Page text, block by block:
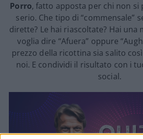
Porro, fatto apposta per chi non
serio. Che tipo di “commensale”
dirette? Le hai riascoltate? Hai una
voglia dire “Afuera” oppure
prezzo della ricottina sia salito
noi. E condividi il risultato con i
social.